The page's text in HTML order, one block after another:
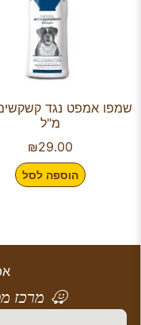
מ"ל
₪29.00
הוספה לסל
מרכז